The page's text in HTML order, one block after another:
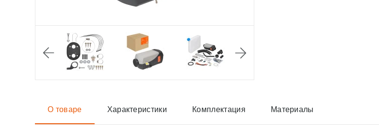
О товаре Характеристики Комплектация Материалы